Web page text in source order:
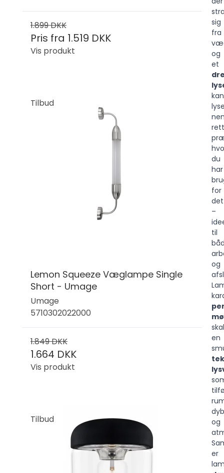
1.899 DKK
Pris fra 1.519 DKK
Vis produkt
Tilbud
Lemon Squeeze Væglampe Single
Short - Umage
Umage
5710302022000
1.849 DKK
1.664 DKK
Vis produkt
Tilbud
sig
fra
og
et
kan
du
har
for
det
–
til
og
en
og
er